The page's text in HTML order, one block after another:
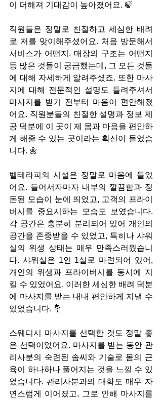
이 더해져 기대감이 높아졌어요. 🍃
직원들은 정말로 친절하고 세심한 배려
로 저를 맞이해주셨어요. 처음 방문해서
서비스가 어떤지, 매장의 구조는 어떤지
등 많은 것들이 궁금했는데, 그 모든 것들
에 대해 자세하게 알려주셨죠. 또한 마사
지에 대해 전문적인 설명도 들려주셔서
마사지를 받기 전부터 마음이 편안해졌
어요. 직원분들의 친절한 설명과 정보 제
공 덕분에 이 곳이 제 몸과 마음을 편안하
게 해줄 수 있는 곳이라는 확신이 들었습
니다. 🌼
벨테라피의 시설은 정말로 마음에 들었
어요. 들어서자마자 내부의 깔끔함과 정
돈된 모습이 눈에 띄었고, 고객의 프라이
버시를 중요시하는 모습도 보였습니다.
각 공간은 충분히 분리되어 있어 개인의
공간을 존중받을 수 있었고, 특히나 샤워
실의 위생 상태는 매우 만족스러웠습니
다. 샤워실은 1인 1실로 마련되어 있어,
개인의 위생과 프라이버시를 동시에 지
킬 수 있었어요. 이러한 세심한 배려 덕분
에 마사지를 받는 내내 편안하게 지낼 수
있었습니다. 💐
스웨디시 마사지를 선택한 것도 정말 좋
은 선택이었어요. 마사지를 받는 동안 관
리사분의 숙련된 솜씨와 기술로 몸의 근
육이 하나하나 풀어지는 것을 느낄 수 있
었습니다. 관리사분과의 대화도 매우 자
연스럽게 이어졌고, 그로 인해 마사지를